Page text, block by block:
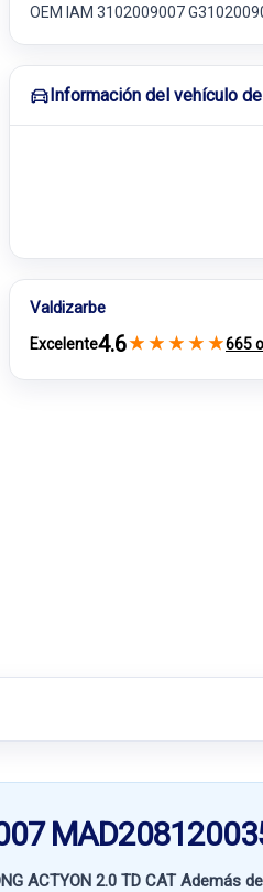
OEM IAM 3102009007
Información del vehículo
Valdizarbe
Excelente4.6★ ★ ★ ★ ★665
ACTYON 2.0 TD CATAdemás